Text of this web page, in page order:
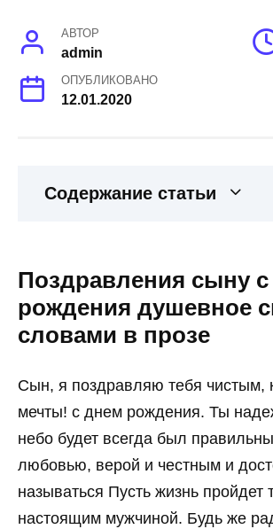
АВТОР
admin
ОПУБЛИКОВАНО
12.01.2020
Содержание статьи
Поздравления сыну
рождения душевное
словами в прозе
Сын, я поздравляю тебя чистым,
мечты! с днем рождения. Ты
небо будет всегда был
любовью, верой и честным и
называться Пусть жизнь пройдет
настоящим мужчиной. Будь же